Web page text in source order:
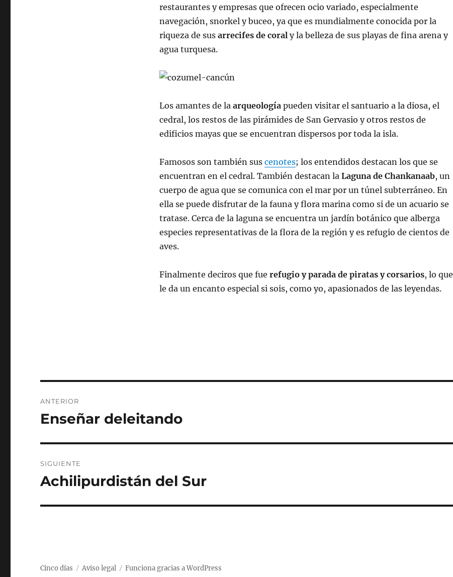
restaurantes y empresas que ofrecen ocio variado, especialmente
navegación, snorkel y buceo, ya que es mundialmente conocida por la
riqueza de sus arrecifes de coraly la belleza de sus playas de fina arena y
agua turquesa.
Los amantes de la arqueologíapueden visitar el santuario a la diosa, el
cedral, los restos de las pirámides de San Gervasio y otros restos de
edificios mayas que se encuentran dispersos por toda la isla.
Famosos son también sus cenotes; los entendidos destacan los que se
encuentran en el cedral. También destacan laLaguna de Chankanaab, un
cuerpo de agua que se comunica con el mar por un túnel subterráneo. En
ella se puede disfrutar de la fauna y flora marina como si de un acuario se
tratase. Cerca de la laguna se encuentra un jardín botánico que alberga
especies representativas de la flora de la región y es refugio de cientos de
aves.
Finalmente deciros que fue refugio y parada de piratas y corsarios, lo que
le da un encanto especial si sois, como yo, apasionados de las leyendas.
de
ANTERIOR
Entrada
Enseñar deleitando
SIGUIENTE
Entrada
Achilipurdistán del Sur
Cinco días Aviso legal Funciona gracias a WordPress